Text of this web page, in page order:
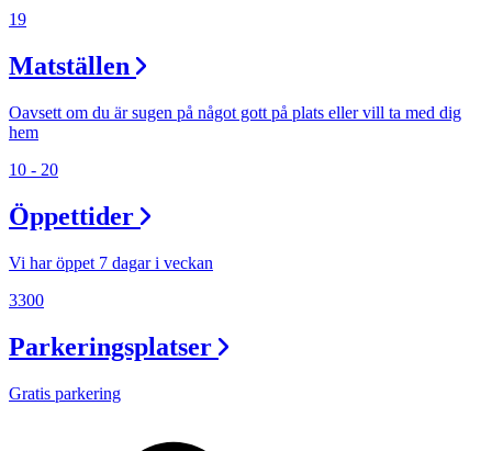
19
Matställen
Oavsett om du är sugen på något gott på plats eller vill ta med dig
hem
10 - 20
Öppettider
Vi har öppet 7 dagar i veckan
3300
Parkeringsplatser
Gratis parkering